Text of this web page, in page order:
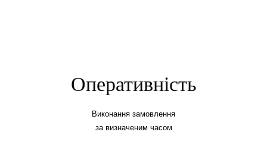
Оперативність
Виконання замовлення
за визначеним часом